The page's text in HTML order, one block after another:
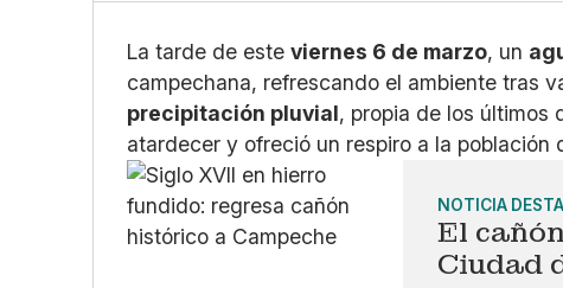
La tarde de esteviernes 6 de marzo, un
campechana, refrescando el ambiente tras
precipitación pluvial, propia de los últimos
atardecer y ofreció un respiro a la población
NOTICIA
El
Ciudad